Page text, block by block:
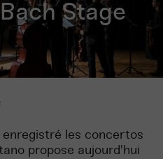
Stage
enregistre ́ les concertos
propose aujourd'hui